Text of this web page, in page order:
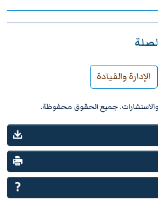
الإدارة والقيادة
والاستشارات. جميع الحقوق محفوظة.